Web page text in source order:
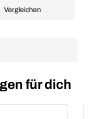
Vergleichen
für dich